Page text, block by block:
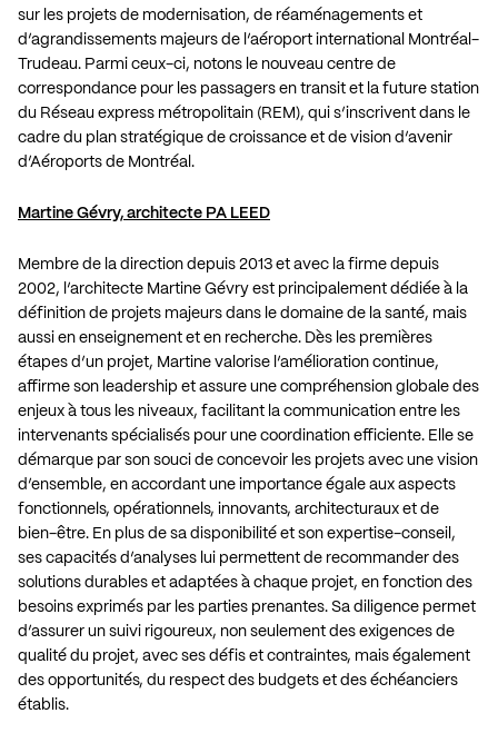
sur les projets de modernisation, de réaménagements et
d’agrandissements majeurs de l’aéroport international Montréal-
Trudeau. Parmi ceux-ci, notons le nouveau centre de
correspondance pour les passagers en transit et la future station
du Réseau express métropolitain (REM), qui s’inscrivent dans le
cadre du plan stratégique de croissance et de vision d’avenir
d’Aéroports de Montréal.
Martine Gévry, architecte PA LEED
Membre de la direction depuis 2013 et avec la firme depuis
2002, l’architecte Martine Gévry est principalement dédiée à la
définition de projets majeurs dans le domaine de la santé, mais
aussi en enseignement et en recherche. Dès les premières
étapes d’un projet, Martine valorise l’amélioration continue,
affirme son leadership et assure une compréhension globale des
enjeux à tous les niveaux, facilitant la communication entre les
intervenants spécialisés pour une coordination efficiente. Elle se
démarque par son souci de concevoir les projets avec une vision
d’ensemble, en accordant une importance égale aux aspects
fonctionnels, opérationnels, innovants, architecturaux et de
bien-être. En plus de sa disponibilité et son expertise-conseil,
ses capacités d’analyses lui permettent de recommander des
solutions durables et adaptées à chaque projet, en fonction des
besoins exprimés par les parties prenantes. Sa diligence permet
d’assurer un suivi rigoureux, non seulement des exigences de
qualité du projet, avec ses défis et contraintes, mais également
des opportunités, du respect des budgets et des échéanciers
établis.